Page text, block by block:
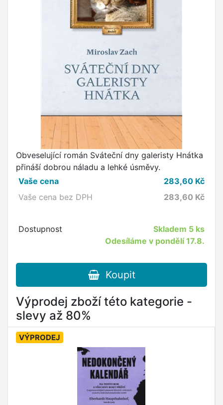
Obveselující román Sváteční dny galeristy Hnátka
přináší dobrou náladu a lehké úsměvy.
Vaše cena
283,60 Kč
Vaše cena bez DPH
283,60 Kč
Dostupnost Skladem 5 ks
Odesíláme v pondělí 17.8.
Koupit
Výprodej zboží této kategorie -
slevy až 80%
VÝPRODEJ